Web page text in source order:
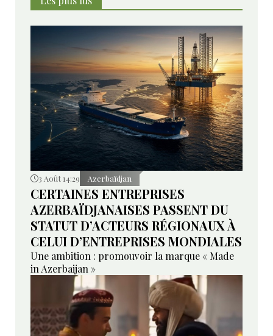
3 Août 14:29 Azerbaïdjan
CERTAINES ENTREPRISES
AZERBAÏDJANAISES PASSENT DU
STATUT D’ACTEURS RÉGIONAUX À
CELUI D’ENTREPRISES MONDIALES
Une ambition : promouvoir la marque « Made
in Azerbaijan »